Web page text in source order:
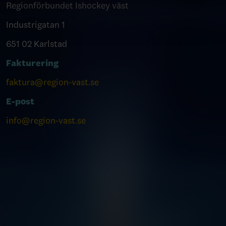
Regionförbundet Ishockey väst
Industrigatan 1
651 02 Karlstad
Fakturering
faktura@region-vast.se
E-post
info@region-vast.se